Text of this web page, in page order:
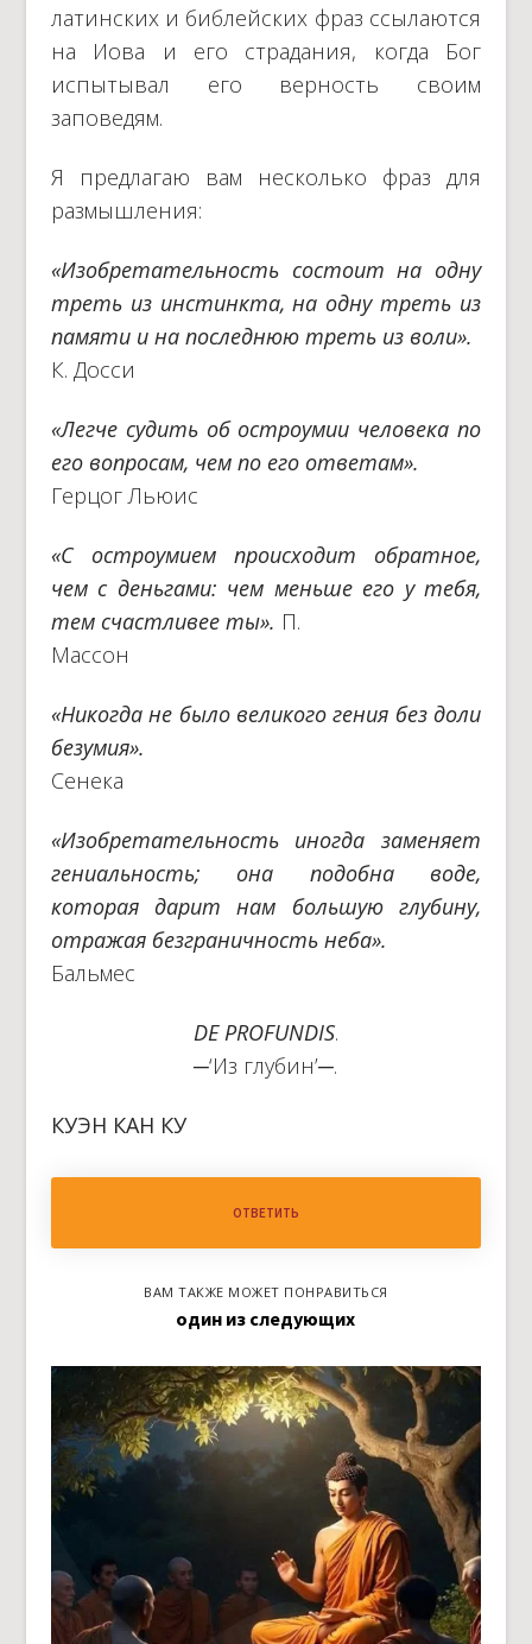
латинских и библейских фраз ссылаются
на Иова и его страдания, когда Бог
испытывал его верность своим
заповедям.
Я предлагаю вам несколько фраз для
размышления:
«Изобретательность состоит на одну
треть из инстинкта, на одну треть из
памяти и на последнюю треть из воли».
К. Досси
«Легче судить об остроумии человека по
его вопросам, чем по его ответам».
Герцог Льюис
«С остроумием происходит обратное,
чем с деньгами: чем меньше его у тебя,
тем счастливее ты». П.
Массон
«Никогда не было великого гения без доли
безумия».
Сенека
«Изобретательность иногда заменяет
гениальность; она подобна воде,
которая дарит нам большую глубину,
отражая безграничность неба».
Бальмес
DE PROFUNDIS.
─‘Из глубин’─.
КУЭН КАН КУ
ОТВЕТИТЬ
ВАМ ТАКЖЕ МОЖЕТ ПОНРАВИТЬСЯ
один из следующих